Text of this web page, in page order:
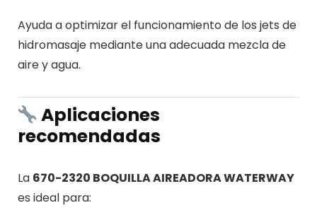
Ayuda a optimizar el funcionamiento de los jets de
hidromasaje mediante una adecuada mezcla de
aire y agua.
Aplicaciones
recomendadas
La 670-2320 BOQUILLA AIREADORA WATERWAY
es ideal para: